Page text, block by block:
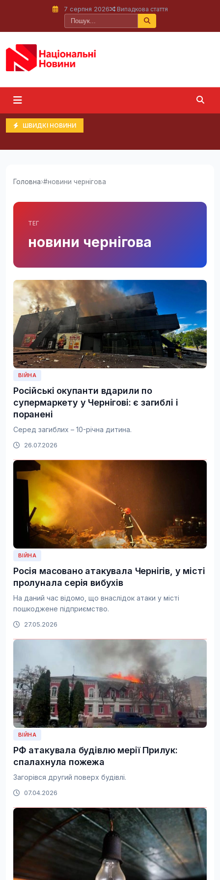
7 серпня 2026 Випадкова стаття
ШВИДКІ НОВИНИ
Головна›#новини чернігова
ТЕГ
новини чернігова
ВІЙНА
Російські окупанти вдарили по
супермаркету у Чернігові: є загиблі і
поранені
Серед загиблих – 10-річна дитина.
26.07.2026
ВІЙНА
Росія масовано атакувала Чернігів, у місті
пролунала серія вибухів
На даний час відомо, що внаслідок атаки у місті
пошкоджене підприємство.
27.05.2026
ВІЙНА
РФ атакувала будівлю мерії Прилук:
спалахнула пожежа
Загорівся другий поверх будівлі.
07.04.2026